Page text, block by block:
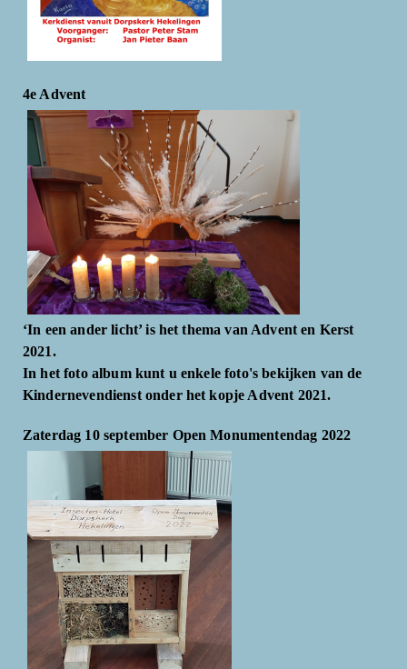
4e Advent
‘In een ander licht’ is het thema van Advent en Kerst
2021.
In het foto album kunt u enkele foto's bekijken van de
Kindernevendienst onder het kopje Advent 2021.
Zaterdag 10 september Open Monumentendag 2022